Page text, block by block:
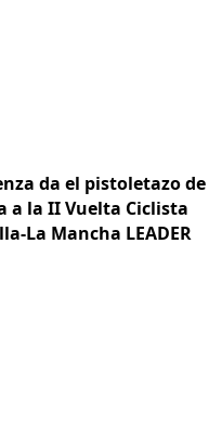
da el pistoletazo de
a la II Vuelta Ciclista
La Mancha LEADER